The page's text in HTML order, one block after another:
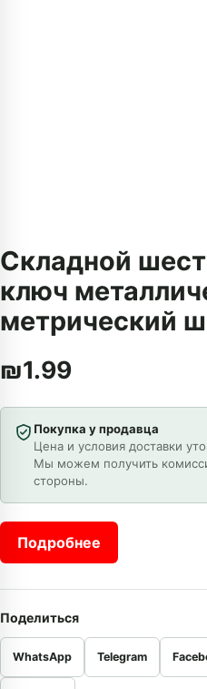
Складной
ключ
метрический
₪1.99
Покупка у продавца
Цена и условия доставки
Мы можем получить
стороны.
Подробнее
Поделиться
WhatsApp Telegram